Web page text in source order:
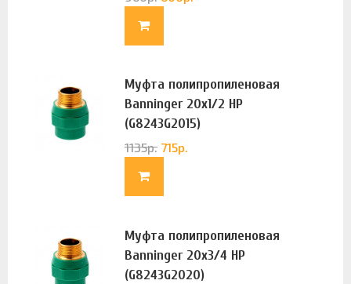
Муфта полипропиленовая
Banninger 20х1/2 НР
(G8243G2015)
1135р. 715р.
Муфта полипропиленовая
Banninger 20х3/4 НР
(G8243G2020)